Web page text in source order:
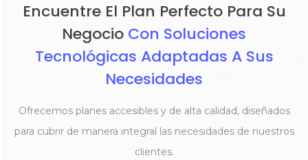
Encuentre El Plan Perfecto Para Su
Negocio Con Soluciones
Tecnológicas Adaptadas A Sus
Necesidades
Ofrecemos planes accesibles y de alta calidad, diseñados
para cubrir de manera integral las necesidades de nuestros
clientes.